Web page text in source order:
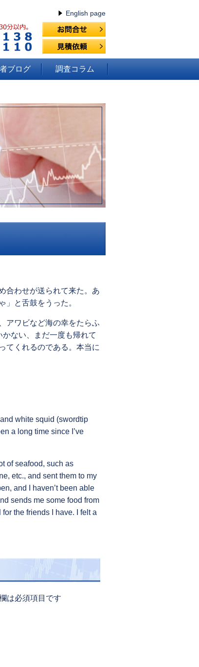
English page
ブログ 調査コラム
合わせが送られて来た。あ
」と舌鼓をうった。
アワビなど海の幸をたらふ
かない、まだ一度も帰れて
てくれるのである。本当に
white squid (swordtip
a long time since I’ve
of seafood, such as
etc., and sent them to my
and I haven’t been able
sends me some food from
the friends I have. I felt a
は必須項目です